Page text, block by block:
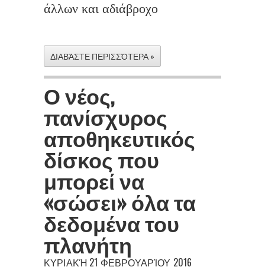
άλλων και αδιάβροχο
ΔΙΑΒΆΣΤΕ ΠΕΡΙΣΣΌΤΕΡΑ »
Ο νέος,
πανίσχυρος
αποθηκευτικός
δίσκος που
μπορεί να
«σώσει» όλα τα
δεδομένα του
πλανήτη
ΚΥΡΙΑΚΉ 21 ΦΕΒΡΟΥΑΡΊΟΥ 2016